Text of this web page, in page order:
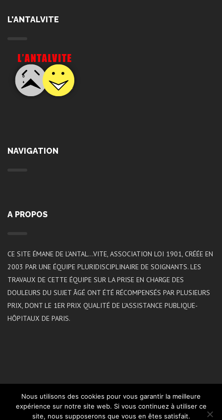
L'ANTALVITE
NAVIGATION
A PROPOS
CE SITE ÉMANE DE L’ANTAL…VITE, ASSOCIATION LOI 1901, CRÉÉE EN
2003 PAR UNE ÉQUIPE PLURIDISCIPLINAIRE DE SOIGNANTS. LES
TRAVAUX DE CETTE ÉQUIPE SUR LA PRISE EN CHARGE DES
DOULEURS DU SUJET ÂGÉ ONT ÉTÉ RÉCOMPENSÉS PAR PLUSIEURS
PRIX, DONT LE 1ER PRIX QUALITÉ DE L’ASSISTANCE PUBLIQUE-
HÔPITAUX DE PARIS.
Nous utilisons des cookies pour vous garantir la meilleure
expérience sur notre site web. Si vous continuez à utiliser ce
site, nous supposerons que vous en êtes satisfait.